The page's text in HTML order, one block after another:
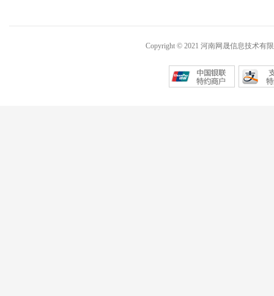
Copyright © 2021 河南网晟信息技术有